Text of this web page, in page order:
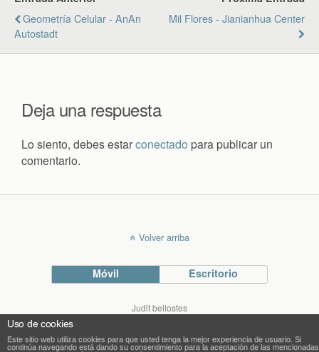
Geometría Celular - AnAn
Autostadt
Mil Flores - Jianianhua Center
Deja una respuesta
Lo siento, debes estarconectado para publicar un
comentario.
Volver arriba
Móvil Escritorio
Judit bellostes
Uso de cookies
Este sitio web utiliza cookies para que usted tenga la mejor experiencia de usuario. Si
continúa navegando está dando su consentimiento para la aceptación de las mencionadas